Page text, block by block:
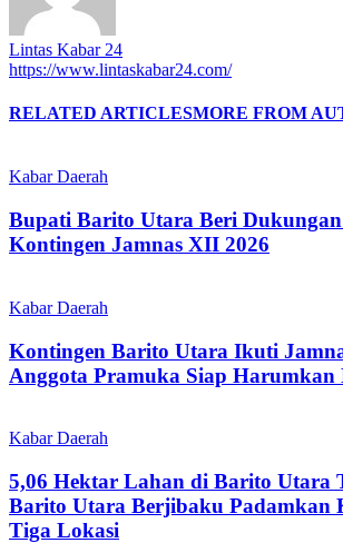
Lintas Kabar 24
https://www.lintaskabar24.com/
RELATED ARTICLESMORE FROM
Kabar Daerah
Bupati Barito Utara Beri Dukungan
Kontingen Jamnas XII 2026
Kabar Daerah
Kontingen Barito Utara Ikuti
Anggota Pramuka Siap Harumkan
Kabar Daerah
5,06 Hektar Lahan di Barito Utara
Barito Utara Berjibaku Padamkan
Tiga Lokasi